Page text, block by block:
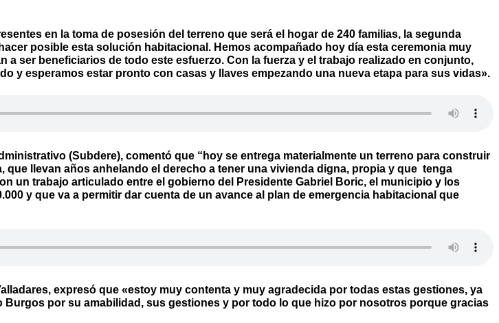
en la toma de posesión del terreno que será el hogar de 240 familias, la segunda
posible esta solución habitacional. Hemos acompañado hoy día esta ceremonia muy
ser beneficiarios de todo este esfuerzo. Con la fuerza y el trabajo realizado en conjunto,
y esperamos estar pronto con casas y llaves empezando una nueva etapa para sus vidas».
(Subdere), comentó que “hoy se entrega materialmente un terreno para construir
llevan años anhelando el derecho a tener una vivienda digna, propia y que tenga
un trabajo articulado entre el gobierno del Presidente Gabriel Boric, el municipio y los
y que va a permitir dar cuenta de un avance al plan de emergencia habitacional que
expresó que «estoy muy contenta y muy agradecida por todas estas gestiones, ya
por su amabilidad, sus gestiones y por todo lo que hizo por nosotros porque gracias